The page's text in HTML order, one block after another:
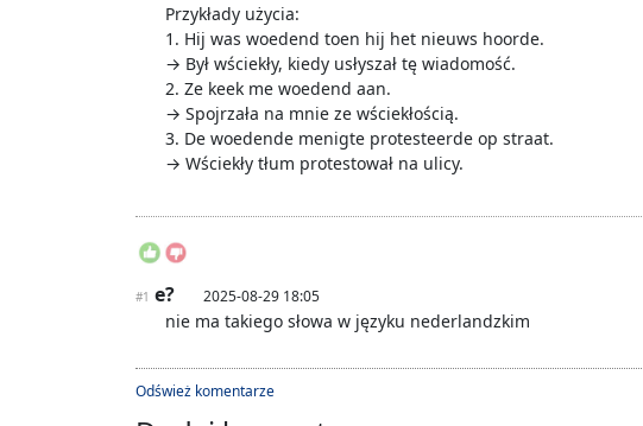
Przykłady użycia:
1. Hij was woedend toen hij het nieuws hoorde.
→ Był wściekły, kiedy usłyszał tę wiadomość.
2. Ze keek me woedend aan.
→ Spojrzała na mnie ze wściekłością.
3. De woedende menigte protesteerde op straat.
→ Wściekły tłum protestował na ulicy.
#1 e? 2025-08-29 18:05
nie ma takiego słowa w języku nederlandzkim
Odśwież komentarze